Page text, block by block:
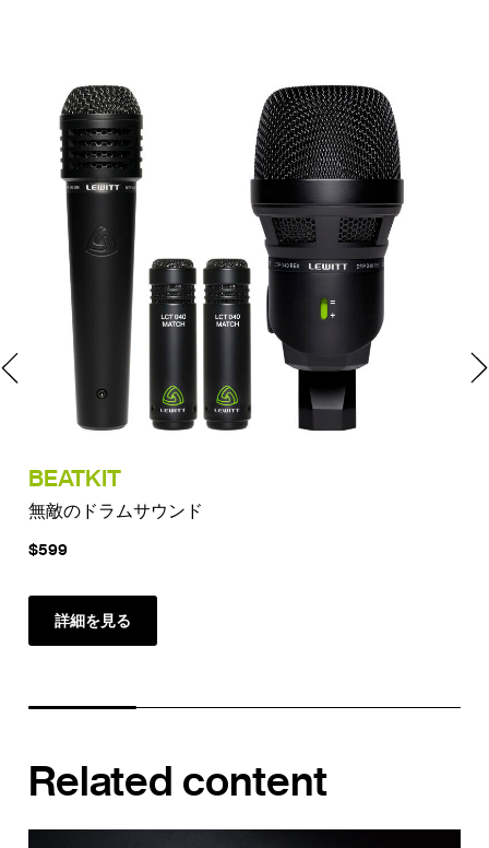
BEATKIT
無敵のドラムサウンド
$599
詳細を見る
Related content